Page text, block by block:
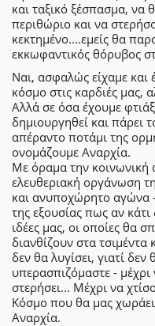
και ταξικό ξέσπασμα, να
περιθώριο και να
κεκτημένο....εμείς θα
εκκωφαντικός θόρυβος
Ναι, ασφαλώς είχαμε και
κόσμο στις καρδιές μας,
Αλλά σε όσα έχουμε
δημιουργηθεί και πάρει
απέραντο ποτάμι της
ονομάζουμε Αναρχία.
Με όραμα την κοινωνική
ελευθεριακή οργάνωση
και ανυποχώρητο αγώνα
της εξουσίας πως αν κάτι
ιδέες μας, οι οποίες θα
διανθίζουν στα
δεν θα λυγίσει, γιατί
υπερασπιζόμαστε -
στερήσει... Μέχρι να
Κόσμο που θα μας
Αναρχία.